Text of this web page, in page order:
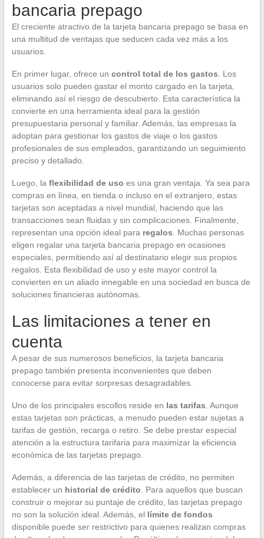
bancaria prepago
El creciente atractivo de la tarjeta bancaria prepago se basa en
una multitud de ventajas que seducen cada vez más a los
usuarios.
En primer lugar, ofrece un control total de los gastos . Los
usuarios solo pueden gastar el monto cargado en la tarjeta,
eliminando así el riesgo de descubierto. Esta característica la
convierte en una herramienta ideal para la gestión
presupuestaria personal y familiar. Además, las empresas la
adoptan para gestionar los gastos de viaje o los gastos
profesionales de sus empleados, garantizando un seguimiento
preciso y detallado.
Luego, la flexibilidad de uso es una gran ventaja. Ya sea para
compras en línea, en tienda o incluso en el extranjero, estas
tarjetas son aceptadas a nivel mundial, haciendo que las
transacciones sean fluidas y sin complicaciones. Finalmente,
representan una opción ideal para regalos . Muchas personas
eligen regalar una tarjeta bancaria prepago en ocasiones
especiales, permitiendo así al destinatario elegir sus propios
regalos. Esta flexibilidad de uso y este mayor control la
convierten en un aliado innegable en una sociedad en busca de
soluciones financieras autónomas.
Las limitaciones a tener en
cuenta
A pesar de sus numerosos beneficios, la tarjeta bancaria
prepago también presenta inconvenientes que deben
conocerse para evitar sorpresas desagradables.
Uno de los principales escollos reside en las tarifas . Aunque
estas tarjetas son prácticas, a menudo pueden estar sujetas a
tarifas de gestión, recarga o retiro. Se debe prestar especial
atención a la estructura tarifaria para maximizar la eficiencia
económica de las tarjetas prepago.
Además, a diferencia de las tarjetas de crédito, no permiten
establecer un historial de crédito . Para aquellos que buscan
construir o mejorar su puntaje de crédito, las tarjetas prepago
no son la solución ideal. Además, el límite de fondos
disponible puede ser restrictivo para quienes realizan compras